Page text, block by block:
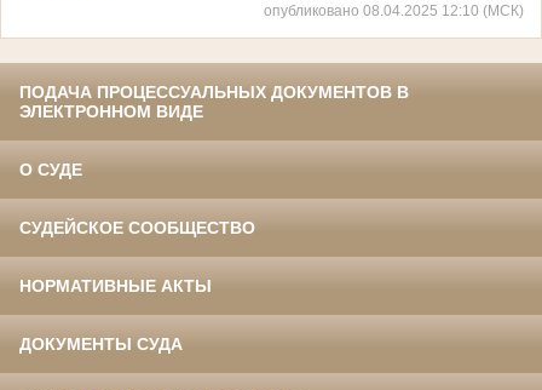
опубликовано 08.04.2025 12:10 (МСК)
ПОДАЧА ПРОЦЕССУАЛЬНЫХ ДОКУМЕНТОВ В
ЭЛЕКТРОННОМ ВИДЕ
О СУДЕ
СУДЕЙСКОЕ СООБЩЕСТВО
НОРМАТИВНЫЕ АКТЫ
ДОКУМЕНТЫ СУДА